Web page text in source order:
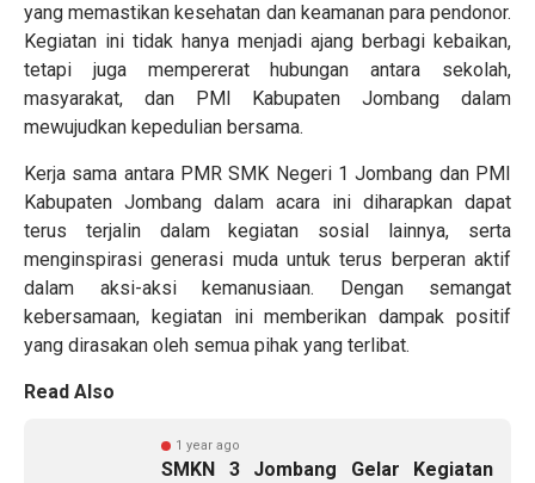
yang memastikan kesehatan dan keamanan para pendonor.
Kegiatan ini tidak hanya menjadi ajang berbagi kebaikan,
tetapi juga mempererat hubungan antara sekolah,
masyarakat, dan PMI Kabupaten Jombang dalam
mewujudkan kepedulian bersama.
Kerja sama antara PMR SMK Negeri 1 Jombang dan PMI
Kabupaten Jombang dalam acara ini diharapkan dapat
terus terjalin dalam kegiatan sosial lainnya, serta
menginspirasi generasi muda untuk terus berperan aktif
dalam aksi-aksi kemanusiaan. Dengan semangat
kebersamaan, kegiatan ini memberikan dampak positif
yang dirasakan oleh semua pihak yang terlibat.
Read Also
1 year ago
SMKN 3 Jombang Gelar Kegiatan